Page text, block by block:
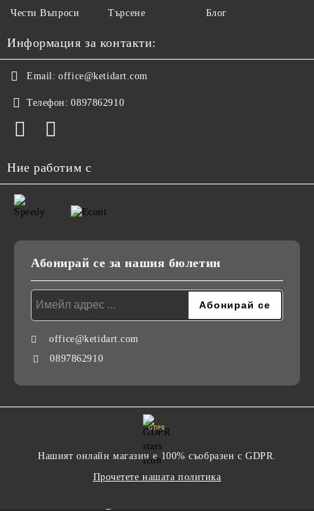
Чести Въпроси Търсене Блог
Информация за контакти:
Email: office@ketidart.com
Телефон: 0897862910
Ние работим с
Абонирай се за нашия бюлетин
office@ketidart.com
0897862910
GDPR
Нашият онлайн магазин е 100% съобразен с GDPR.
Прочетете нашата политика